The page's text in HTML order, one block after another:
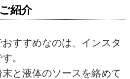
紹介
すすめなのは、インスタ
。
と液体のソースを絡めて